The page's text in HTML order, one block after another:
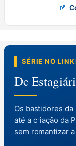
SÉRIE NO
De
Os bastidores
até a criação da
sem romantizar